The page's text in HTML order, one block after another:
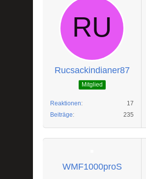
Rucsackindianer87
Mitglied
Reaktionen
17
Beiträge
235
WMF1000proS